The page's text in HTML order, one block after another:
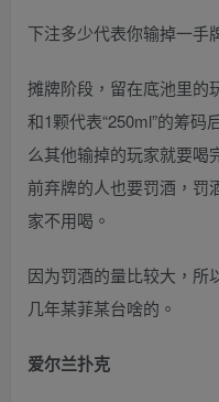
下注多少代表你输掉一手
摊牌阶段，留在底池里的
和1颗代表“250ml”的筹
么其他输掉的玩家就要喝
前弃牌的人也要罚酒，罚
家不用喝。
因为罚酒的量比较大，所
几年某菲某台啥的。
爱尔兰扑克